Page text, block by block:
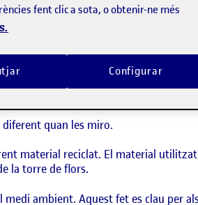
així doncs l’art urbà es va
quan les miro.
material reciclat. El material
la torre de flors.
ambient. Aquest fet es clau per
fent clic a sota, o obtenir-ne més
Configurar